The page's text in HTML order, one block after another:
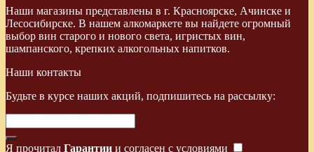
Наши магазины представлены в г. Красноярске, Ачинске и
Лесосибирске. В нашем алкомаркете вы найдете огромный
выбор вин старого и нового света, игристых вин,
шампанского, крепких алкогольных напитков.
Наши контакты
Будьте в курсе наших акций, подпишитесь на рассылку:
Я прочитал Гарантии и согласен с условиями